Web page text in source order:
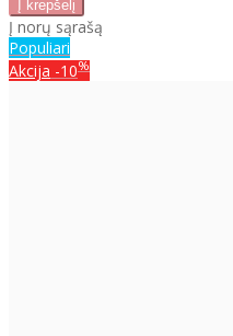
Į norų sąrašą
Populiari
Akcija -10%